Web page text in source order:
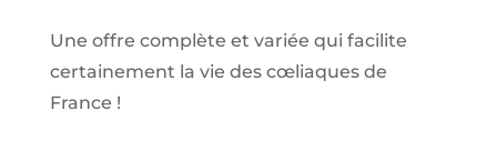
Une offre complète et variée qui facilite
certainement la vie des cœliaques de
France !